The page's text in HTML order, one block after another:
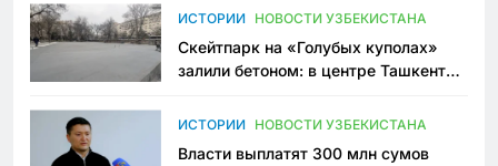
Узбекистане
ИСТОРИИ НОВОСТИ УЗБЕКИСТАНА
Скейтпарк на «Голубых куполах»
залили бетоном: в центре Ташкента
пространство
ИСТОРИИ НОВОСТИ УЗБЕКИСТАНА
Власти выплатят 300 млн сумов